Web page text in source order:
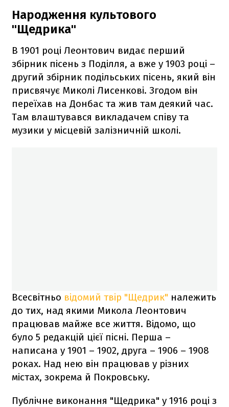
Народження культового
"Щедрика"
В 1901 році Леонтович видає перший
збірник пісень з Поділля, а вже у 1903 році –
другий збірник подільських пісень, який він
присвячує Миколі Лисенкові. Згодом він
переїхав на Донбас та жив там деякий час.
Там влаштувався викладачем співу та
музики у місцевій залізничній школі.
Всесвітньо відомий твір "Щедрик" належить
до тих, над якими Микола Леонтович
працював майже все життя. Відомо, що
було 5 редакцій цієї пісні. Перша –
написана у 1901 – 1902, друга – 1906 – 1908
роках. Над нею він працював у різних
містах, зокрема й Покровську.
Публічне виконання "Щедрика" у 1916 році з